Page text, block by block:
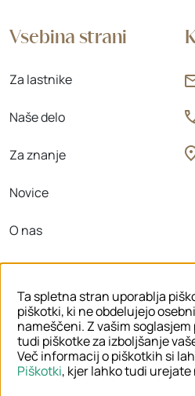
Vsebina strani
Za lastnike
Naše delo
Za znanje
Novice
O nas
Območne enote
© 2026 ZVKDS
PRAVNO OBVESTILO
Ta spletna stran uporablja
piškotki, ki ne obdelujejo
nameščeni. Z vašim
tudi piškotke za izboljšanje
Več informacij o piškotkih si
Piškotki, kjer lahko tudi